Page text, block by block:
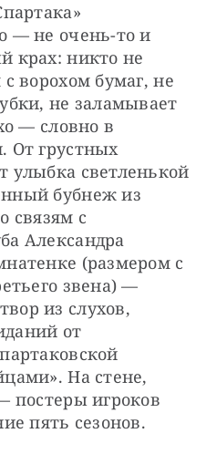
— не очень-то и
крах: никто не
ворохом бумаг, не
не заламывает
— словно в
От грустных
улыбка светленькой
бубнеж из
связям с
Александра
(размером с
звена) —
из слухов,
от
На стене,
постеры игроков
пять сезонов.